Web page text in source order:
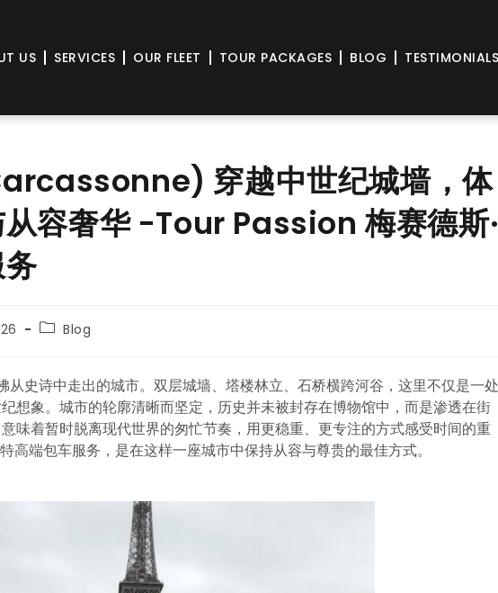
US SERVICES OUR FLEET TOUR PACKAGES BLOG
穿越中世纪城墙，体
容奢华 -Tour Passion 梅赛德斯
Blog
史诗中走出的城市。双层城墙、塔楼林立、石桥横跨河谷，这里不仅是一处
想象。城市的轮廓清晰而坚定，历史并未被封存在博物馆中，而是渗透在街
味着暂时脱离现代世界的匆忙节奏，用更稳重、更专注的方式感受时间的重
高端包车服务，是在这样一座城市中保持从容与尊贵的最佳方式。